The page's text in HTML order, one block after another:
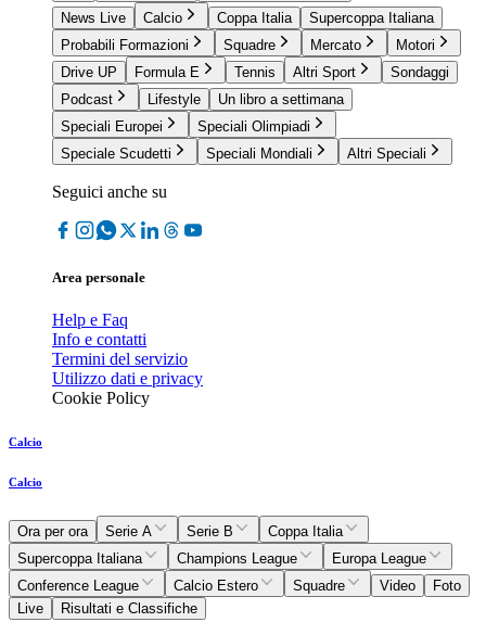
News Live
Calcio Coppa Italia
Supercoppa Italiana
Probabili Formazioni
Squadre Mercato
Motori
Drive UP
Formula E Tennis Altri Sport
Sondaggi
Podcast
Lifestyle
Un libro a settimana
Speciali Europei
Speciali Olimpiadi
Speciale Scudetti
Speciali Mondiali Altri Speciali
Seguici anche su
Area personale
Help e Faq
Info e contatti
Termini del servizio
Utilizzo dati e privacy
Cookie Policy
Calcio
Calcio
Ora per ora Serie A Serie B
Coppa Italia
Supercoppa Italiana
Champions League
Europa League
Conference League
Calcio Estero Squadre Video
Foto
Live
Risultati e Classifiche